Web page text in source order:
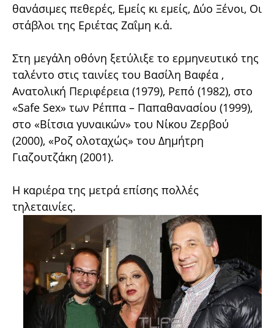
θανάσιμες πεθερές, Εμείς κι εμείς, Δύο Ξένοι, Οι
στάβλοι της Εριέτας Ζαΐμη κ.ά.
Στη μεγάλη οθόνη ξετύλιξε το ερμηνευτικό της
ταλέντο στις ταινίες του Βασίλη Βαφέα ,
Ανατολική Περιφέρεια (1979), Ρεπό (1982), στο
«Safe Sex» των Ρέππα – Παπαθανασίου (1999),
στο «Βίτσια γυναικών» του Νίκου Ζερβού
(2000), «Ροζ ολοταχώς» του Δημήτρη
Γιαζουτζάκη (2001).
Η καριέρα της μετρά επίσης πολλές
τηλεταινίες.